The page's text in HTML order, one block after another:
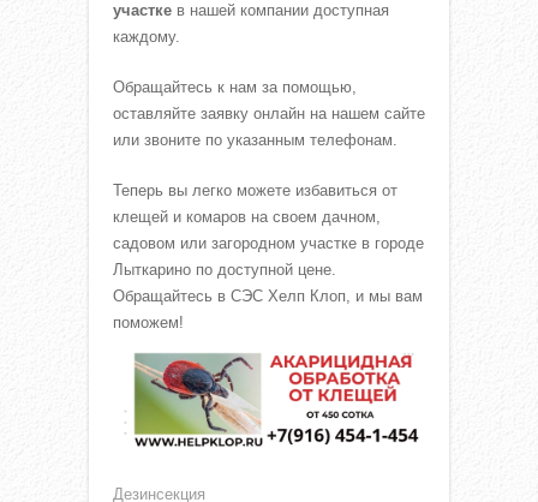
участке в нашей компании доступная
каждому.
Обращайтесь к нам за помощью,
оставляйте заявку онлайн на нашем сайте
или звоните по указанным телефонам.
Теперь вы легко можете избавиться от
клещей и комаров на своем дачном,
садовом или загородном участке в городе
Лыткарино по доступной цене.
Обращайтесь в СЭС Хелп Клоп, и мы вам
поможем!
Дезинсекция